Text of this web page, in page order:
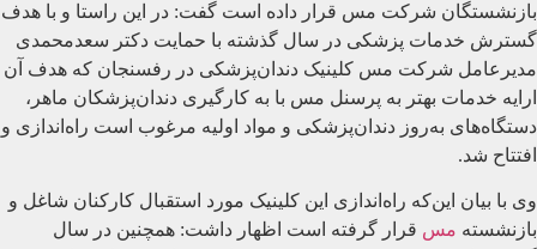
بازنشستگان شرکت مس قرار داده است گفت: در این راستا و با هدف
گسترش خدمات پزشکی در سال گذشته با حمایت دکتر سعدمحمدی
مدیرعامل شرکت مس کلینیک دندان‌پزشکی در رفسنجان که هدف آن
ارایه خدمات بهتر به پرسنل مس با به کارگیری دندان‌پزشکان ماهر،
دستگاه‌های به‌روز دندان‌پزشکی و مواد اولیه مرغوب است راه‌اندازی و
افتتاح شد.
وی با بیان این‌که راه‌اندازی این کلینیک مورد استقبال کارکنان شاغل و
بازنشسته مس قرار گرفته است اظهار داشت: همچنین در سال